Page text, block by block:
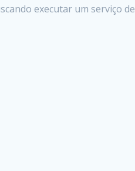
executar um serviço de